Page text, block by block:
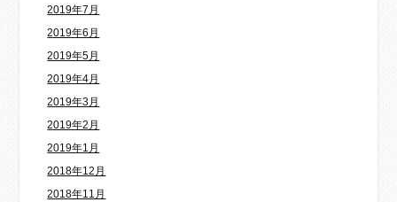
2019年7月
2019年6月
2019年5月
2019年4月
2019年3月
2019年2月
2019年1月
2018年12月
2018年11月